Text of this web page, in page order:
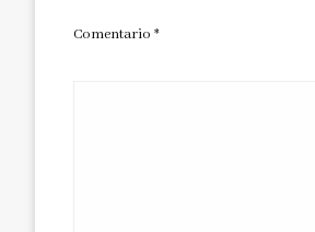
Comentario *